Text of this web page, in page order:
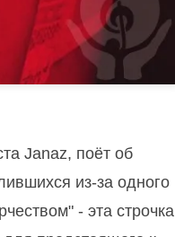
Janaz, поёт об
из-за одного
- эта строчка